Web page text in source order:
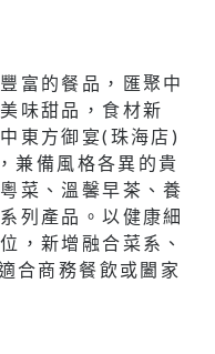
富的餐品，匯聚中
味甜品，食材新
東方御宴(珠海店)
兼備風格各異的貴
菜、溫馨早茶、養
列產品。以健康細
，新增融合菜系、
合商務餐飲或闔家